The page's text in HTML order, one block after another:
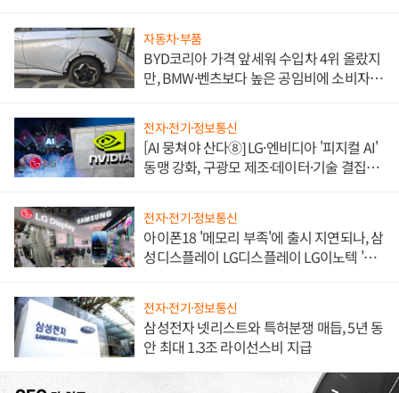
자동차·부품
BYD코리아 가격 앞세워 수입차 4위 올랐지
만, BMW·벤츠보다 높은 공임비에 소비자
전자·전기·정보통신
[AI 뭉쳐야 산다⑧] LG·엔비디아 '피지컬 AI'
동맹 강화, 구광모 제조·데이터·기술 결집
전자·전기·정보통신
아이폰18 '메모리 부족'에 출시 지연되나, 삼
성디스플레이 LG디스플레이 LG이노텍 '탈
전자·전기·정보통신
삼성전자 넷리스트와 특허분쟁 매듭, 5년 동
안 최대 1.3조 라이선스비 지급